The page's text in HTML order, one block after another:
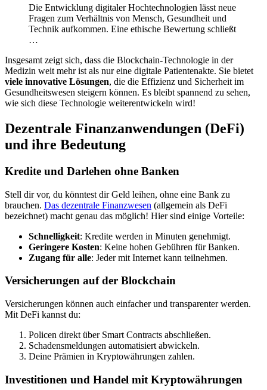
Die Entwicklung digitaler Hochtechnologien lässt neue
Fragen zum Verhältnis von Mensch, Gesundheit und
Technik aufkommen. Eine ethische Bewertung schließt
…
Insgesamt zeigt sich, dass die Blockchain-Technologie in der
Medizin weit mehr ist als nur eine digitale Patientenakte. Sie bietet
viele innovative Lösungen, die die Effizienz und Sicherheit im
Gesundheitswesen steigern können. Es bleibt spannend zu sehen,
wie sich diese Technologie weiterentwickeln wird!
Dezentrale Finanzanwendungen (DeFi)
und ihre Bedeutung
Kredite und Darlehen ohne Banken
Stell dir vor, du könntest dir Geld leihen, ohne eine Bank zu
brauchen. Das dezentrale Finanzwesen (allgemein als DeFi
bezeichnet) macht genau das möglich! Hier sind einige Vorteile:
Schnelligkeit: Kredite werden in Minuten genehmigt.
Geringere Kosten: Keine hohen Gebühren für Banken.
Zugang für alle: Jeder mit Internet kann teilnehmen.
Versicherungen auf der Blockchain
Versicherungen können auch einfacher und transparenter werden.
Mit DeFi kannst du:
Policen direkt über Smart Contracts abschließen.
Schadensmeldungen automatisiert abwickeln.
Deine Prämien in Kryptowährungen zahlen.
Investitionen und Handel mit Kryptowährungen